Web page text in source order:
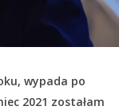
wypada po
2021 zostałam